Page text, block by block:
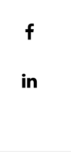
和安全網服
提供全面和